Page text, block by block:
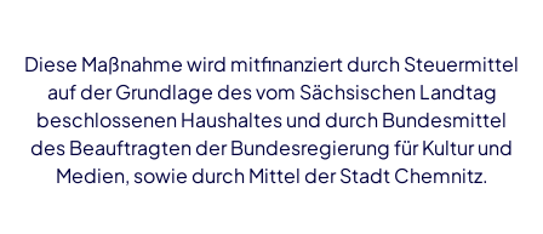
Diese Maßnahme wird mitfinanziert durch Steuermittel
auf der Grundlage des vom Sächsischen Landtag
beschlossenen Haushaltes und durch Bundesmittel
des Beauftragten der Bundesregierung für Kultur und
Medien, sowie durch Mittel der Stadt Chemnitz.